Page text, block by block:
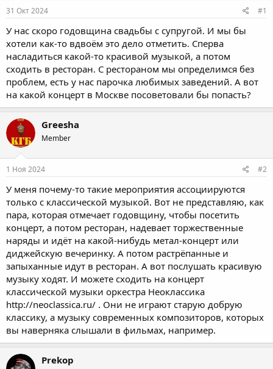
е
м
ы
л
31 Окт 2024 #1
У нас скоро годовщина свадьбы с супругой. И мы бы
хотели как-то вдвоём это дело отметить. Сперва
насладиться какой-то красивой музыкой, а потом
сходить в ресторан. С рестораном мы определимся без
проблем, есть у нас парочка любимых заведений. А вот
на какой концерт в Москве посоветовали бы попасть?
Greesha
Member
1 Ноя 2024 #2
У меня почему-то такие мероприятия ассоциируются
только с классической музыкой. Вот не представляю, как
пара, которая отмечает годовщину, чтобы посетить
концерт, а потом ресторан, надевает торжественные
наряды и идёт на какой-нибудь метал-концерт или
диджейскую вечеринку. А потом растрёпанные и
запыханные идут в ресторан. А вот послушать красивую
музыку ходят. И можете сходить на концерт
классической музыки оркестра Неоклассика
http://neoclassica.ru/ . Они не играют старую добрую
классику, а музыку современных композиторов, которых
вы наверняка слышали в фильмах, например.
Prekop